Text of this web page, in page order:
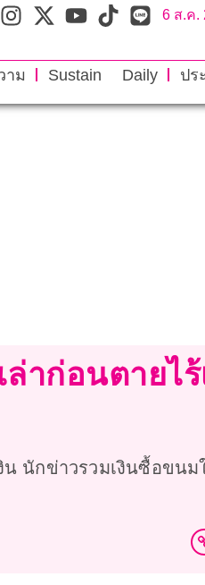
6 ส.ค.
าม Sustain Daily ปร
าก่อนตายไร้
นักข่าวรวมเงินซื้อขนม